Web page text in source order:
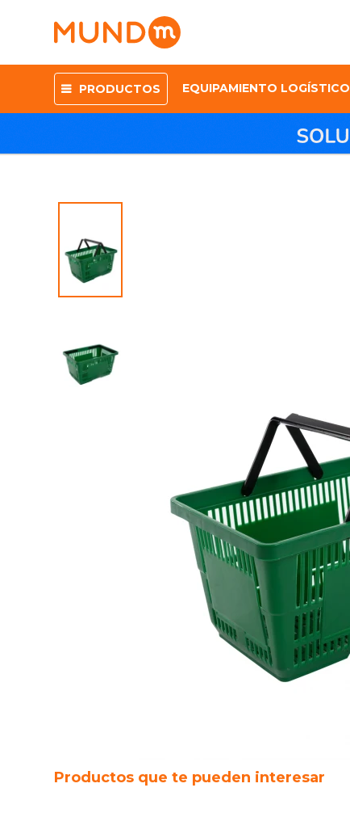
PRODUCTOS EQUIPAMIENTO LOGÍSTICO
Productos que te pueden interesar